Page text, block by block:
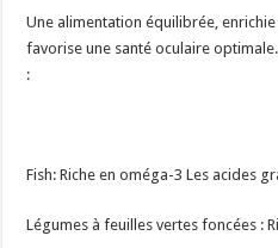
Une alimentation équilibrée,
favorise une santé oculaire
:
Fish: Riche en oméga-3 Les acides
Légumes à feuilles vertes foncées :